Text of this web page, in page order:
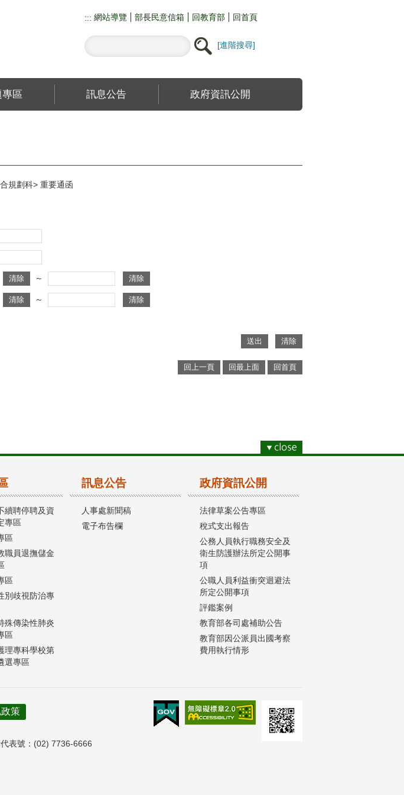
::: 網站導覽 部長民意信箱 回教育部 回首頁
進階搜尋
專區 訊息公告 政府資訊公開
規劃科 重要通函
～
～
回上一頁 回最上面 回首頁
續聘停聘及資
專區
區
職員退撫儲金
區
別歧視防治專
殊傳染性肺炎
區
理專科學校第
選專區
訊息公告
人事處新聞稿
電子布告欄
政府資訊公開
法律草案公告專區
稅式支出報告
公務人員執行職務安全及
衛生防護辦法所定公開事
項
公職人員利益衝突迴避法
所定公開事項
評鑑案例
教育部各司處補助公告
教育部因公派員出國考察
費用執行情形
策
表號：(02) 7736-6666